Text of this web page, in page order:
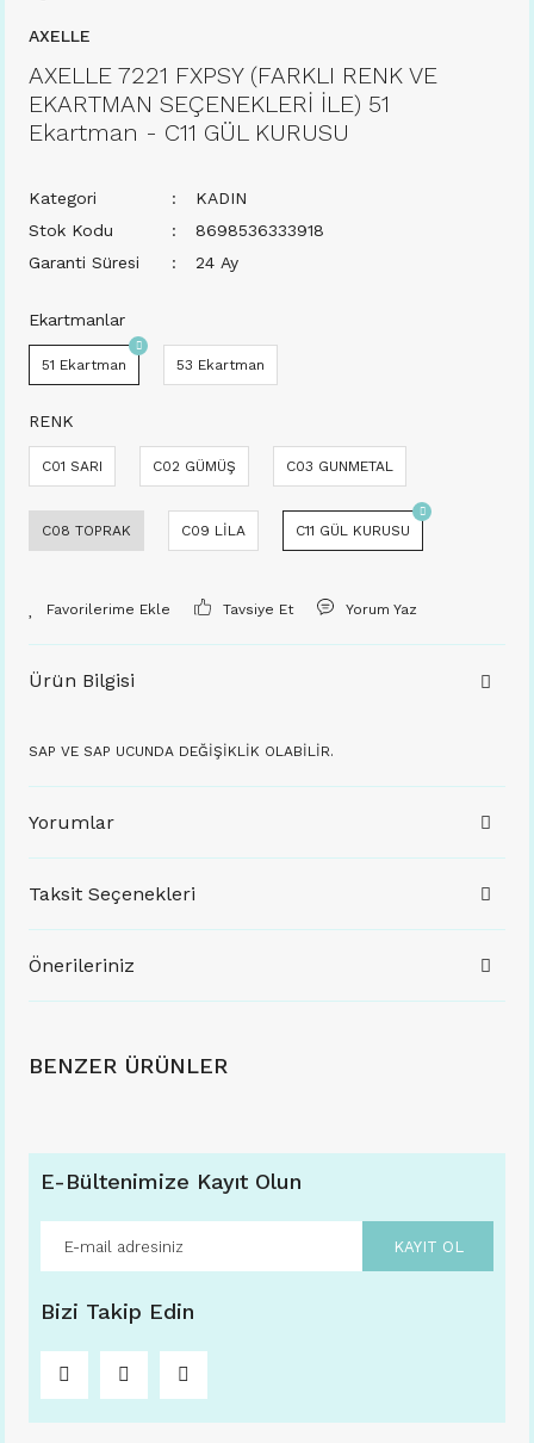
AXELLE
AXELLE 7221 FXPSY (FARKLI RENK VE
EKARTMAN SEÇENEKLERİ İLE) 51
Ekartman - C11 GÜL KURUSU
Kategori
KADIN
Stok Kodu
8698536333918
Garanti Süresi
24 Ay
Ekartmanlar
51 Ekartman 53 Ekartman
RENK
C01 SARI C02 GÜMÜŞ C03 GUNMETAL
C08 TOPRAK C09 LİLA C11 GÜL KURUSU
Tavsiye Et Yorum Yaz
Ürün Bilgisi
SAP VE SAP UCUNDA DEĞİŞİKLİK OLABİLİR.
Yorumlar
Taksit Seçenekleri
Önerileriniz
BENZER ÜRÜNLER
E-Bültenimize Kayıt Olun
KAYIT OL
Bizi Takip Edin